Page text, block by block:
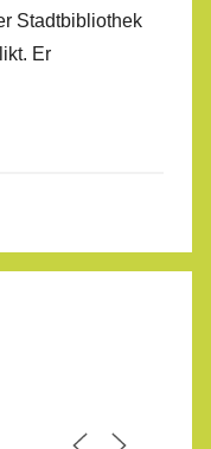
Stadtbibliothek
Er